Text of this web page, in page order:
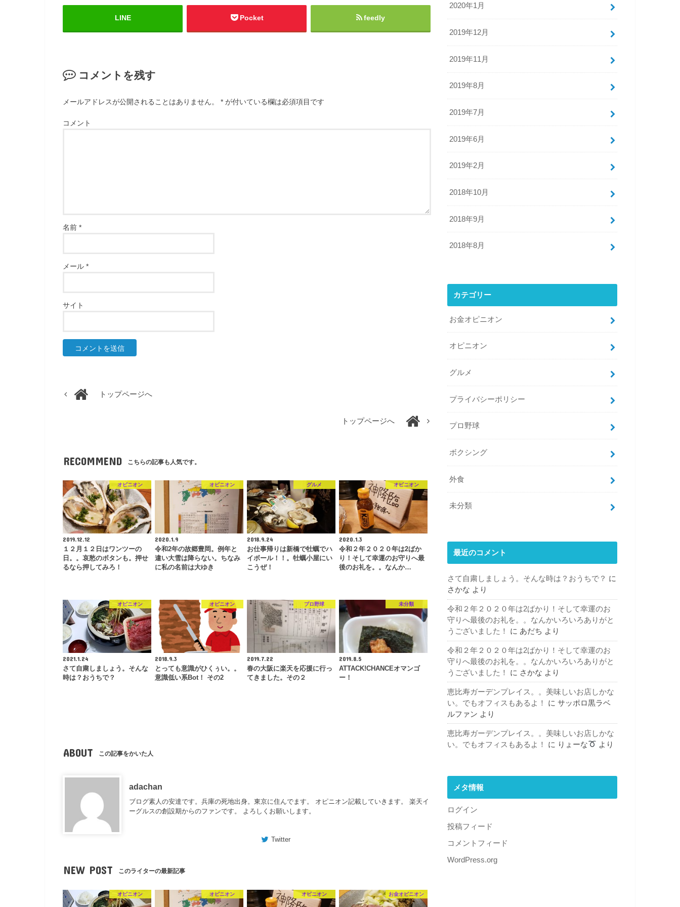
LINE Pocket feedly
コメントを残す
メールアドレスが公開されることはありません。 * が付いている欄は必須項目です
コメント
名前 *
メール *
サイト
トップページへ
トップページへ
RECOMMEND こちらの記事も人気です。
オピニオン
2019.12.12
１２月１２日はワンツーの
日。。哀愁のボタンも。押せ
るなら押してみろ！
オピニオン
2020.1.9
令和2年の故郷豊岡。例年と
違い大雪は降らない。ちなみ
に私の名前は大ゆき
グルメ
2018.9.24
お仕事帰りは新橋で牡蠣でハ
イボール！！。牡蠣小屋にい
こうぜ！
オピニオン
2020.1.3
令和２年２０２０年は2ばか
り！そして幸運のお守りへ最
後のお礼を。。なんか…
オピニオン
2021.1.24
さて自粛しましょう。そんな
時は？おうちで？
オピニオン
2018.9.3
とっても意識がひくぅい。。
意識低い系Bot！ その2
プロ野球
2019.7.22
春の大阪に楽天を応援に行っ
てきました。その２
未分類
2019.8.5
ATTACK!CHANCEオマンゴ
ー！
ABOUT この記事をかいた人
adachan
ブログ素人の安達です。兵庫の死地出身。東京に住んでます。 オピニオン記載していきます。 楽天イ
ーグルスの創設期からのファンです。 よろしくお願いします。
Twitter
NEW POST このライターの最新記事
オピニオン オピニオン オピニオン お金オピニオン
2020年1月
2019年12月
2019年11月
2019年8月
2019年7月
2019年6月
2019年2月
2018年10月
2018年9月
2018年8月
カテゴリー
お金オピニオン
オピニオン
グルメ
プライバシーポリシー
プロ野球
ボクシング
外食
未分類
最近のコメント
さて自粛しましょう。そんな時は？おうちで？ に
さかな より
令和２年２０２０年は2ばかり！そして幸運のお
守りへ最後のお礼を。。なんかいろいろありがと
うございました！
に あだち より
令和２年２０２０年は2ばかり！そして幸運のお
守りへ最後のお礼を。。なんかいろいろありがと
うございました！
に さかな より
恵比寿ガーデンプレイス。。美味しいお店しかな
い。でもオフィスもあるよ！
に サッポロ黒ラベ
ルファン より
恵比寿ガーデンプレイス。。美味しいお店しかな
い。でもオフィスもあるよ！
に りょーな より
メタ情報
ログイン
投稿フィード
コメントフィード
WordPress.org